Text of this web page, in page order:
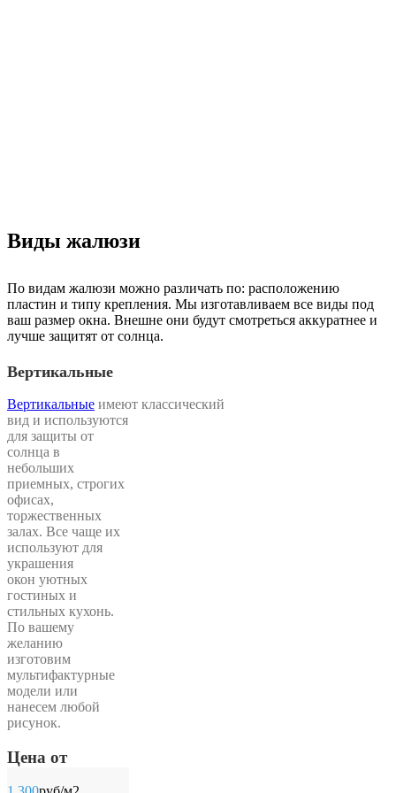
Виды жалюзи
По видам жалюзи можно различать по: расположению
пластин и типу крепления. Мы изготавливаем все виды под
ваш размер окна. Внешне они будут смотреться аккуратнее и
лучше защитят от солнца.
Вертикальные
Вертикальные имеют классический
вид и используются
для защиты от
солнца в
небольших
приемных, строгих
офисах,
торжественных
залах. Все чаще их
используют для
украшения
окон уютных
гостиных и
стильных кухонь.
По вашему
желанию
изготовим
мультифактурные
модели или
нанесем любой
рисунок.
Цена от